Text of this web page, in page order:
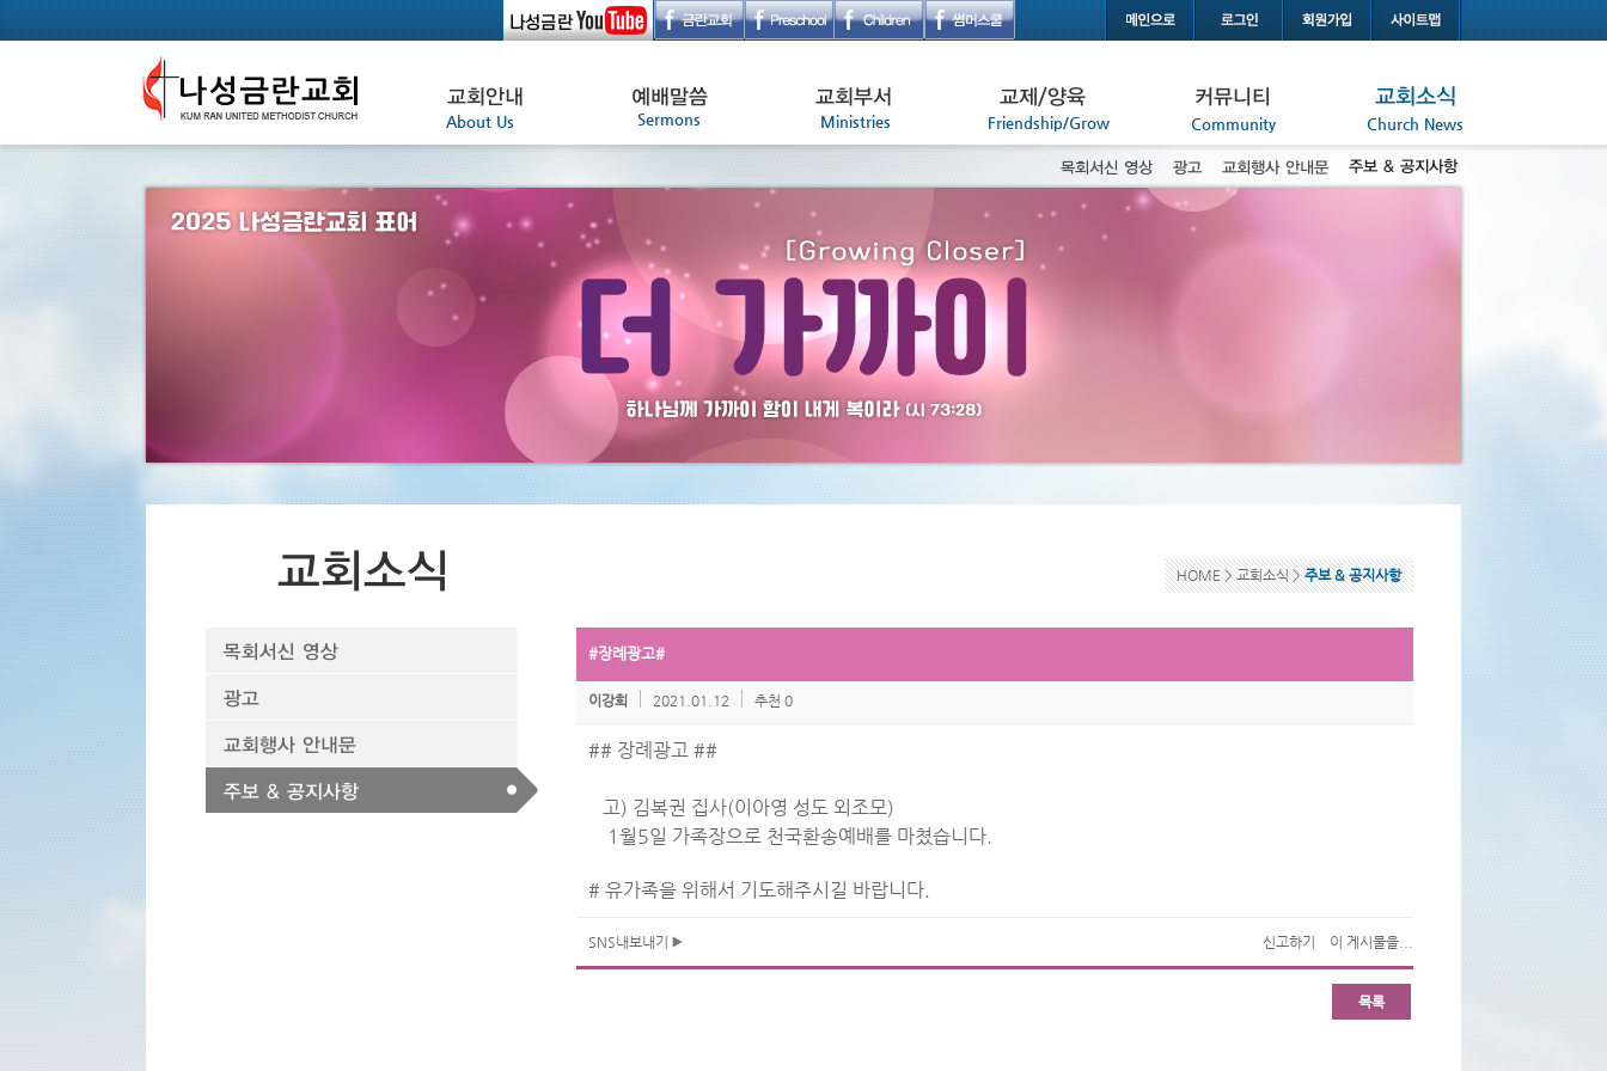
HOME >교회소식>주보 & 공지사항
#장례광고#
이강희 2021.01.12 추천 0
## 장례광고 ##
고) 김복권 집사(이아영 성도 외조모)
1월5일 가족장으로 천국환송예배를 마쳤습니다.
# 유가족을 위해서 기도해주시길 바랍니다.
SNS내보내기 신고하기 이 게시물을...
목록